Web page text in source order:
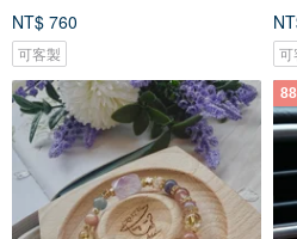
NT$ 760
可客製 可